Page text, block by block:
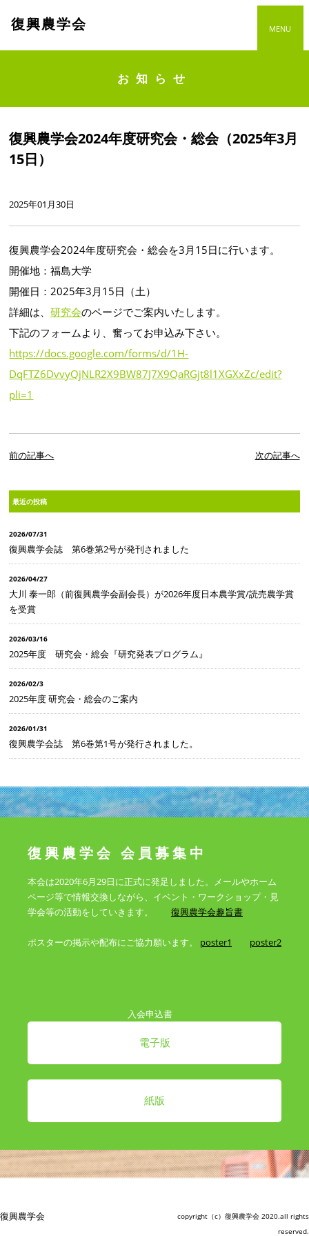
復興農学会 MENU
お知らせ
復興農学会2024年度研究会・総会（2025年3月
15日）
2025年01月30日
復興農学会2024年度研究会・総会を3月15日に行います。
開催地：福島大学
開催日：2025年3月15日（土）
詳細は、研究会のページでご案内いたします。
下記のフォームより、奮ってお申込み下さい。
https://docs.google.com/forms/d/1H-
DqFTZ6DvvyQjNLR2X9BW87J7X9QaRGjt8l1XGXxZc/edit?
pli=1
前の記事へ 次の記事へ
最近の投稿
2026/07/31
復興農学会誌 第6巻第2号が発刊されました
2026/04/27
大川 泰一郎（前復興農学会副会長）が2026年度日本農学賞/読売農学賞
を受賞
2026/03/16
2025年度 研究会・総会『研究発表プログラム』
2026/02/3
2025年度 研究会・総会のご案内
2026/01/31
復興農学会誌 第6巻第1号が発行されました。
復興農学会 会員募集中
本会は2020年6月29日に正式に発足しました。メールやホーム
ページ等で情報交換しながら、イベント・ワークショップ・見
学会等の活動をしていきます。 復興農学会趣旨書
ポスターの掲示や配布にご協力願います。 poster1 poster2
入会申込書
電子版
紙版
復興農学会
copyright（c）復興農学会 2020.all rights
reserved.